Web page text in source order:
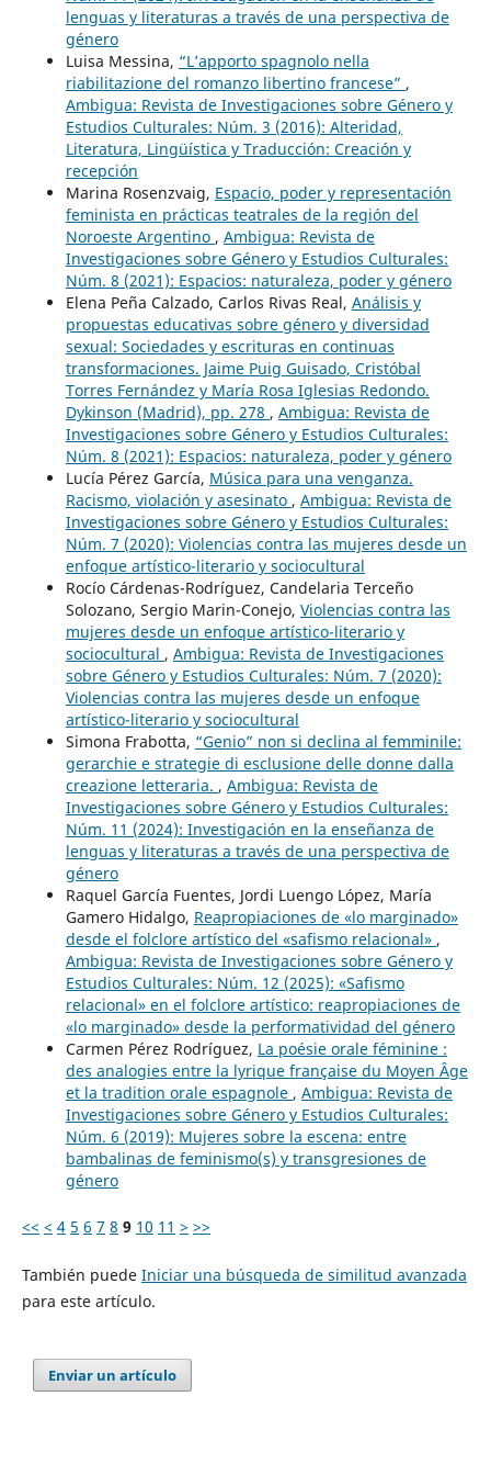
lenguas y literaturas a través de una perspectiva de
género
Luisa Messina, “L’apporto spagnolo nella
riabilitazione del romanzo libertino francese” ,
Ambigua: Revista de Investigaciones sobre Género y
Estudios Culturales: Núm. 3 (2016): Alteridad,
Literatura, Lingüística y Traducción: Creación y
recepción
Marina Rosenzvaig, Espacio, poder y representación
feminista en prácticas teatrales de la región del
Noroeste Argentino , Ambigua: Revista de
Investigaciones sobre Género y Estudios Culturales:
Núm. 8 (2021): Espacios: naturaleza, poder y género
Elena Peña Calzado, Carlos Rivas Real, Análisis y
propuestas educativas sobre género y diversidad
sexual: Sociedades y escrituras en continuas
transformaciones. Jaime Puig Guisado, Cristóbal
Torres Fernández y María Rosa Iglesias Redondo.
Dykinson (Madrid), pp. 278 , Ambigua: Revista de
Investigaciones sobre Género y Estudios Culturales:
Núm. 8 (2021): Espacios: naturaleza, poder y género
Lucía Pérez García, Música para una venganza.
Racismo, violación y asesinato , Ambigua: Revista de
Investigaciones sobre Género y Estudios Culturales:
Núm. 7 (2020): Violencias contra las mujeres desde un
enfoque artístico-literario y sociocultural
Rocío Cárdenas-Rodríguez, Candelaria Terceño
Solozano, Sergio Marin-Conejo, Violencias contra las
mujeres desde un enfoque artístico-literario y
sociocultural , Ambigua: Revista de Investigaciones
sobre Género y Estudios Culturales: Núm. 7 (2020):
Violencias contra las mujeres desde un enfoque
artístico-literario y sociocultural
Simona Frabotta, “Genio” non si declina al femminile:
gerarchie e strategie di esclusione delle donne dalla
creazione letteraria. , Ambigua: Revista de
Investigaciones sobre Género y Estudios Culturales:
Núm. 11 (2024): Investigación en la enseñanza de
lenguas y literaturas a través de una perspectiva de
género
Raquel García Fuentes, Jordi Luengo López, María
Gamero Hidalgo, Reapropiaciones de «lo marginado»
desde el folclore artístico del «safismo relacional» ,
Ambigua: Revista de Investigaciones sobre Género y
Estudios Culturales: Núm. 12 (2025): «Safismo
relacional» en el folclore artístico: reapropiaciones de
«lo marginado» desde la performatividad del género
Carmen Pérez Rodríguez, La poésie orale féminine :
des analogies entre la lyrique française du Moyen Âge
et la tradition orale espagnole , Ambigua: Revista de
Investigaciones sobre Género y Estudios Culturales:
Núm. 6 (2019): Mujeres sobre la escena: entre
bambalinas de feminismo(s) y transgresiones de
género
<< < 4 5 6 7 8 9 10 11 > >>
También puede Iniciar una búsqueda de similitud avanzada
para este artículo.
Enviar un artículo